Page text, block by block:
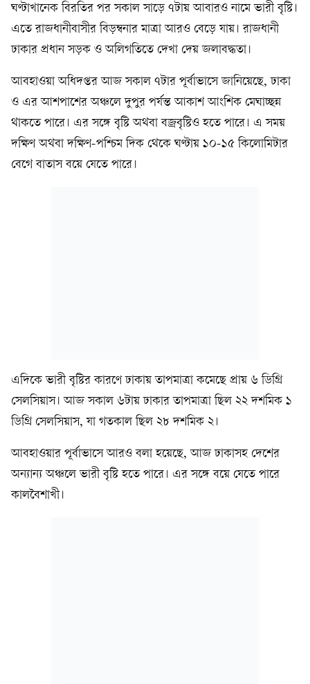
ঘণ্টাখানেক বিরতির পর সকাল সাড়ে ৭টায় আবারও নামে ভারী বৃষ্টি।
এতে রাজধানীবাসীর বিড়ম্বনার মাত্রা আরও বেড়ে যায়। রাজধানী
ঢাকার প্রধান সড়ক ও অলিগতিতে দেখা দেয় জলাবদ্ধতা।
আবহাওয়া অধিদপ্তর আজ সকাল ৭টার পূর্বাভাসে জানিয়েছে, ঢাকা
ও এর আশপাশের অঞ্চলে দুপুর পর্যন্ত আকাশ আংশিক মেঘাচ্ছন্ন
থাকতে পারে। এর সঙ্গে বৃষ্টি অথবা বজ্রবৃষ্টিও হতে পারে। এ সময়
দক্ষিণ অথবা দক্ষিণ-পশ্চিম দিক থেকে ঘণ্টায় ১০-১৫ কিলোমিটার
বেগে বাতাস বয়ে যেতে পারে।
এদিকে ভারী বৃষ্টির কারণে ঢাকায় তাপমাত্রা কমেছে প্রায় ৬ ডিগ্রি
সেলসিয়াস। আজ সকাল ৬টায় ঢাকার তাপমাত্রা ছিল ২২ দশমিক ১
ডিগ্রি সেলসিয়াস, যা গতকাল ছিল ২৮ দশমিক ২।
আবহাওয়ার পূর্বাভাসে আরও বলা হয়েছে, আজ ঢাকাসহ দেশের
অন্যান্য অঞ্চলে ভারী বৃষ্টি হতে পারে। এর সঙ্গে বয়ে যেতে পারে
কালবৈশাখী।